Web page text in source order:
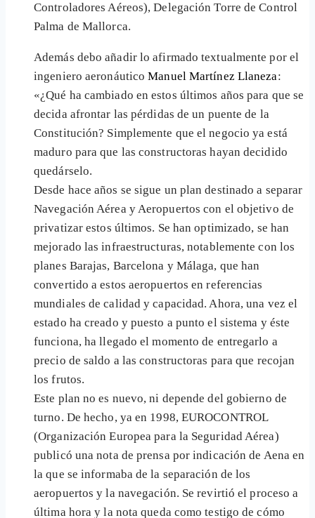
Controladores Aéreos), Delegación Torre de Control
Palma de Mallorca.
Además debo añadir lo afirmado textualmente por el
ingeniero aeronáuticoManuel Martínez Llaneza:
«¿Qué ha cambiado en estos últimos años para que se
decida afrontar las pérdidas de un puente de la
Constitución? Simplemente que el negocio ya está
maduro para que las constructoras hayan decidido
quedárselo.
Desde hace años se sigue un plan destinado a separar
Navegación Aérea y Aeropuertos con el objetivo de
privatizar estos últimos. Se han optimizado, se han
mejorado las infraestructuras, notablemente con los
planes Barajas, Barcelona y Málaga, que han
convertido a estos aeropuertos en referencias
mundiales de calidad y capacidad. Ahora, una vez el
estado ha creado y puesto a punto el sistema y éste
funciona, ha llegado el momento de entregarlo a
precio de saldo a las constructoras para que recojan
los frutos.
Este plan no es nuevo, ni depende del gobierno de
turno. De hecho, ya en 1998, EUROCONTROL
(Organización Europea para la Seguridad Aérea)
publicó una nota de prensa por indicación de Aena en
la que se informaba de la separación de los
aeropuertos y la navegación. Se revirtió el proceso a
última hora y la nota queda como testigo de cómo